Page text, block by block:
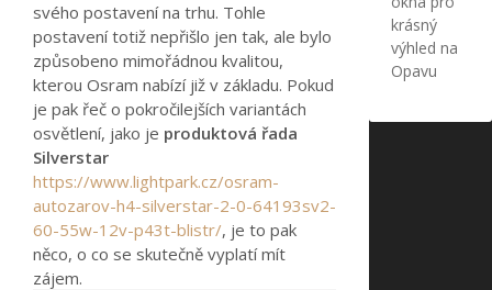
svého postavení na trhu. Tohle
postavení totiž nepřišlo jen tak, ale bylo
způsobeno mimořádnou kvalitou,
kterou Osram nabízí již v základu. Pokud
je pak řeč o pokročilejších variantách
osvětlení, jako je produktová řada
Silverstar
https://www.lightpark.cz/osram-
autozarov-h4-silverstar-2-0-64193sv2-
60-55w-12v-p43t-blistr/, je to pak
něco, o co se skutečně vyplatí mít
zájem.
krásný
výhled na
Opavu